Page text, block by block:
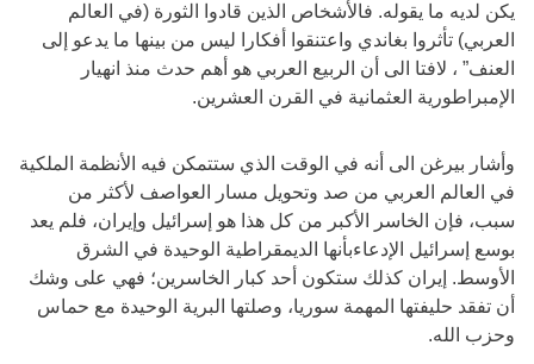
يكن لديه ما يقوله. فالأشخاص الذين قادوا الثورة (في العالم
العربي) تأثروا بغاندي واعتنقوا أفكارا ليس من بينها ما يدعو إلى
العنف” ، لافتا الى أن الربيع العربي هو أهم حدث منذ انهيار
الإمبراطورية العثمانية في القرن العشرين.
وأشار بيرغن الى أنه في الوقت الذي ستتمكن فيه الأنظمة الملكية
في العالم العربي من صد وتحويل مسار العواصف لأكثر من
سبب، فإن الخاسر الأكبر من كل هذا هو إسرائيل وإيران، فلم يعد
بوسع إسرائيل الإدعاءبأنها الديمقراطية الوحيدة في الشرق
الأوسط. إيران كذلك ستكون أحد كبار الخاسرين؛ فهي على وشك
أن تفقد حليفتها المهمة سوريا، وصلتها البرية الوحيدة مع حماس
وحزب الله.